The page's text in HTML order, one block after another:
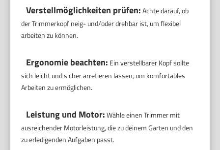
Verstellmöglichkeiten prüfen:Achte darauf, ob
der Trimmerkopf neig- und/oder drehbar ist, um flexibel
arbeiten zu können.
Ergonomie beachten: Ein verstellbarer Kopf sollte
sich leicht und sicher arretieren lassen, um komfortables
Arbeiten zu ermöglichen.
Leistung und Motor:Wähle einen Trimmer mit
ausreichender Motorleistung, die zu deinem Garten und den
zu erledigenden Aufgaben passt.